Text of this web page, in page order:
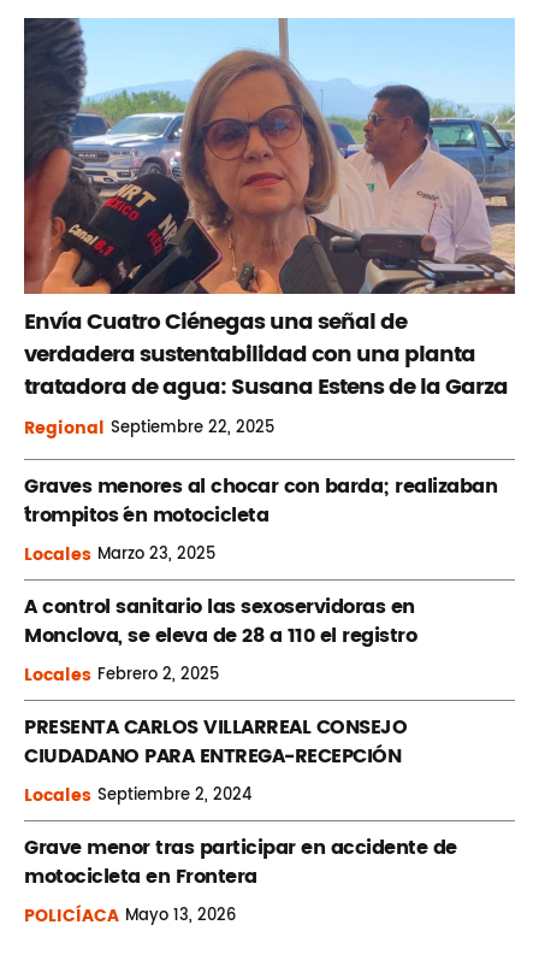
Envía Cuatro Ciénegas una señal de
verdadera sustentabilidad con una planta
tratadora de agua: Susana Estens de la Garza
Regional Septiembre22, 2025
Graves menores al chocar con barda; realizaban
´trompitos ´en motocicleta
Locales Marzo23, 2025
A control sanitario las sexoservidoras en
Monclova, se eleva de 28 a 110 el registro
Locales Febrero2, 2025
PRESENTA CARLOS VILLARREAL CONSEJO
CIUDADANO PARA ENTREGA-RECEPCIÓN
Locales Septiembre2, 2024
Grave menor tras participar en accidente de
motocicleta en Frontera
POLICÍACA Mayo13, 2026